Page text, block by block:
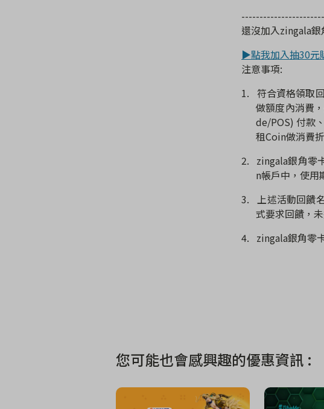
還沒加入zingala
▶點我加入抽30
注意事項:
1.
符合資格領取
做額度內消費
de/POS) 付款
租Coin做消費
2. zingala銀角零
n帳戶中，使用
3. 上述活動回饋
式要求回饋，
4. zingala銀角零
您可能也會感興趣的優惠資訊 :